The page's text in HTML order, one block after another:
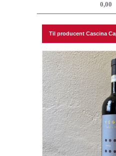
0,00
Til producent Cascina